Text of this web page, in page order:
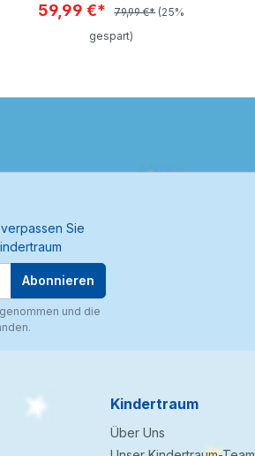
59,99 €* 79,99 €* (25%
gespart)
Sie
Abonnieren
und die
Kindertraum
Über Uns